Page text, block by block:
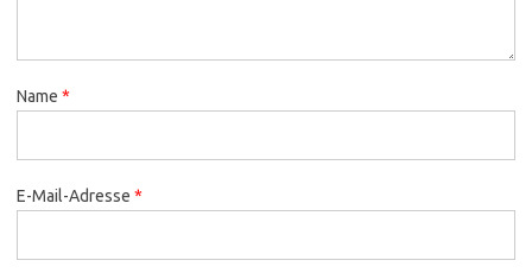
Name *
E-Mail-Adresse *